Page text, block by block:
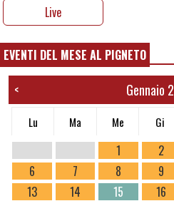
Live
EVENTI DEL MESE AL PIGNETO
< Gennaio
Lu Ma Me Gi
1 2
6
7 8 9
13
14 15 16